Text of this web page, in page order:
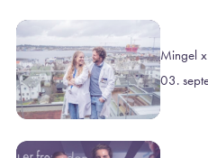
Mingel
03.